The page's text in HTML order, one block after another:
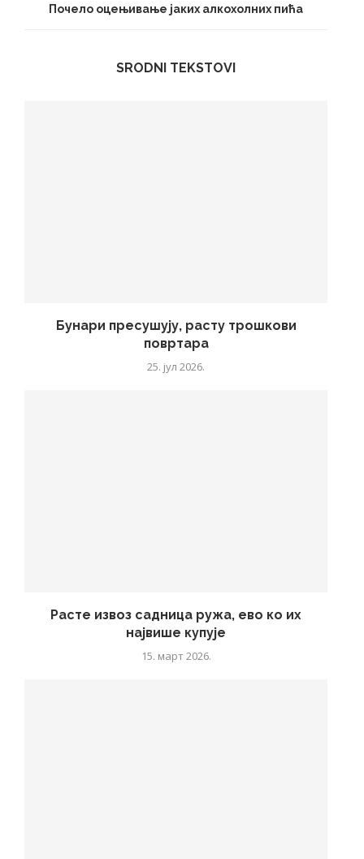
Почело оцењивање јаких алкохолних пића
SRODNI TEKSTOVI
Бунари пресушују, расту трошкови
повртара
25. јул 2026.
Расте извоз садница ружа, ево ко их
највише купује
15. март 2026.